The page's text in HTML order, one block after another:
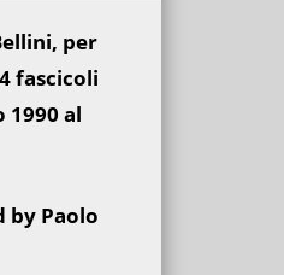
per
fascicoli
1990 al
by Paolo